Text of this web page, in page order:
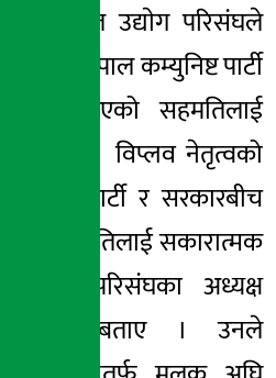
। नेपाल उद्याेग परिसंघले
नेतृत्वको नेपाल कम्युनिष्ट पार्टी
भएको सहमतिलाई
गरेको छ । विप्लव नेतृत्वको
पार्टी र सरकारबीच
३ बुँदे सहमतिलाई सकारात्मक
लिनुपर्ने परिसंघका अध्यक्ष
माेरले बताए । उनले